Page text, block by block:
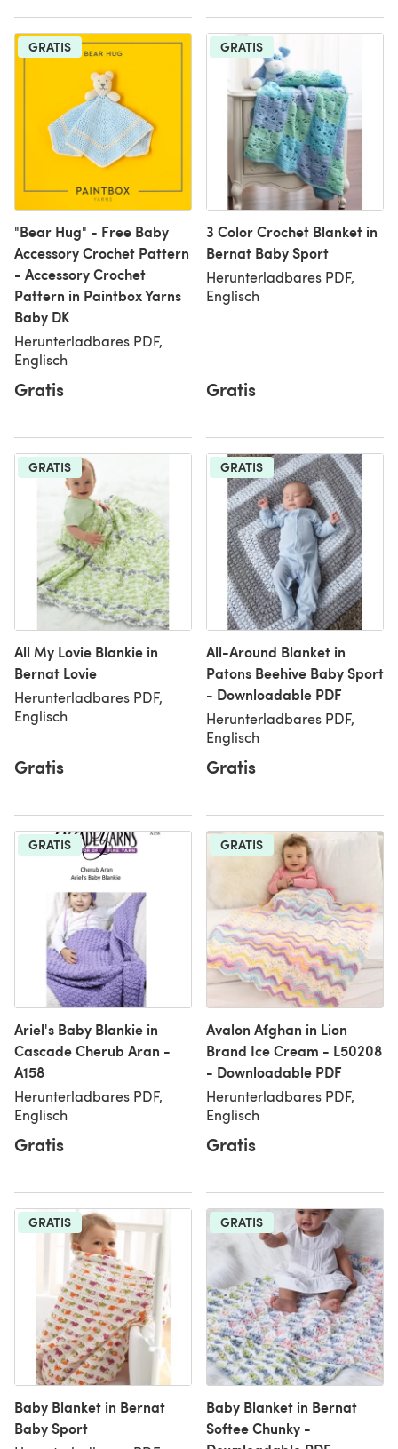
GRATIS
"Bear Hug" - Free Baby
Accessory Crochet Pattern
- Accessory Crochet
Pattern in Paintbox Yarns
Baby DK
Herunterladbares PDF,
Englisch
Gratis
GRATIS
3 Color Crochet Blanket in
Bernat Baby Sport
Herunterladbares PDF,
Englisch
Gratis
GRATIS
All My Lovie Blankie in
Bernat Lovie
Herunterladbares PDF,
Englisch
Gratis
GRATIS
All-Around Blanket in
Patons Beehive Baby Sport
- Downloadable PDF
Herunterladbares PDF,
Englisch
Gratis
GRATIS
Ariel's Baby Blankie in
Cascade Cherub Aran -
A158
Herunterladbares PDF,
Englisch
Gratis
GRATIS
Avalon Afghan in Lion
Brand Ice Cream - L50208
- Downloadable PDF
Herunterladbares PDF,
Englisch
Gratis
GRATIS
Baby Blanket in Bernat
Baby Sport
GRATIS
Baby Blanket in Bernat
Softee Chunky -